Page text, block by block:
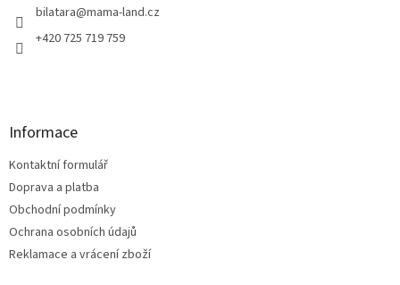
bilatara@mama-land.cz
+420 725 719 759
Informace
Kontaktní formulář
Doprava a platba
Obchodní podmínky
Ochrana osobních údajů
Reklamace a vrácení zboží